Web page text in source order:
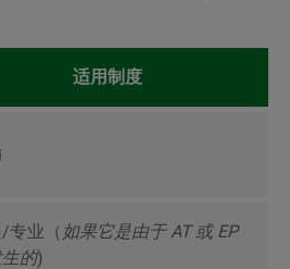
适用制度
专业（ 如果它是由于 AT 或 EP
的)